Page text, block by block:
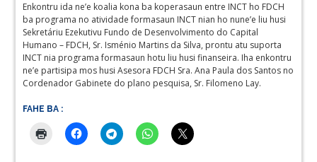
Enkontru ida ne’e koalia kona ba koperasaun entre INCT ho FDCH
ba programa no atividade formasaun INCT nian ho nune’e liu husi
Sekretáriu Ezekutivu Fundo de Desenvolvimento do Capital
Humano – FDCH, Sr. Isménio Martins da Silva, prontu atu suporta
INCT nia programa formasaun hotu liu husi finanseira. Iha enkontru
ne’e partisipa mos husi Asesora FDCH Sra. Ana Paula dos Santos no
Cordenador Gabinete do plano pesquisa, Sr. Filomeno Lay.
FAHE BA :